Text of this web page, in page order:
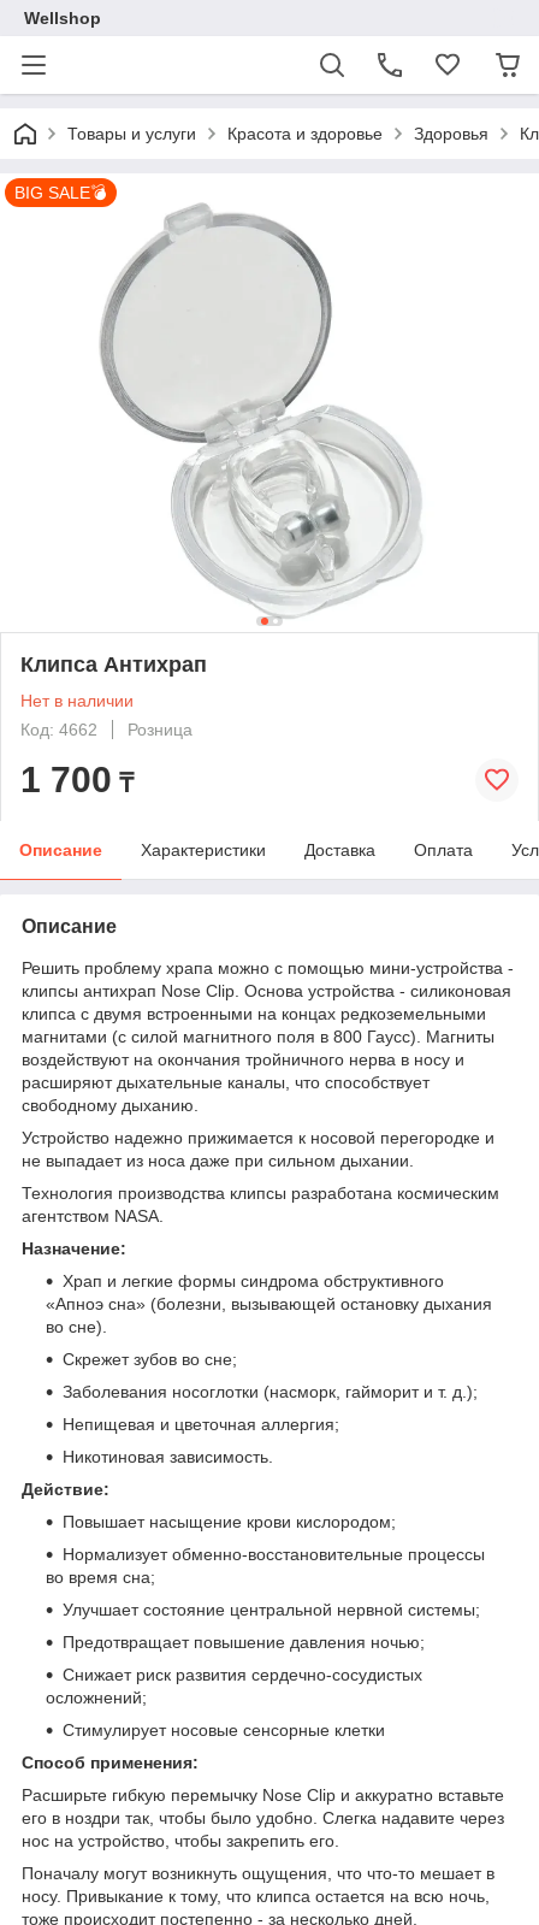
Wellshop
Товары и услуги Красота и здоровье Здоровья
BIG SALE💣
Клипса Антихрап
Нет в наличии
Код: 4662
Розница
1 700 ₸
Описание Характеристики Доставка Оплата
Описание
Решить проблему храпа можно с помощью мини-устройства -
клипсы антихрап Nose Clip. Основа устройства - силиконовая
клипса с двумя встроенными на концах редкоземельными
магнитами (с силой магнитного поля в 800 Гаусс). Магниты
воздействуют на окончания тройничного нерва в носу и
расширяют дыхательные каналы, что способствует
свободному дыханию.
Устройство надежно прижимается к носовой перегородке и
не выпадает из носа даже при сильном дыхании.
Технология производства клипсы разработана космическим
агентством NASA.
Назначение:
Храп и легкие формы синдрома обструктивного
«Апноэ сна» (болезни, вызывающей остановку дыхания
во сне).
Скрежет зубов во сне;
Заболевания носоглотки (насморк, гайморит и т. д.);
Непищевая и цветочная аллергия;
Никотиновая зависимость.
Действие:
Повышает насыщение крови кислородом;
Нормализует обменно-восстановительные процессы
во время сна;
Улучшает состояние центральной нервной системы;
Предотвращает повышение давления ночью;
Снижает риск развития сердечно-сосудистых
осложнений;
Стимулирует носовые сенсорные клетки
Способ применения:
Расширьте гибкую перемычку Nose Clip и аккуратно вставьте
его в ноздри так, чтобы было удобно. Слегка надавите через
нос на устройство, чтобы закрепить его.
Поначалу могут возникнуть ощущения, что что-то мешает в
носу. Привыкание к тому, что клипса остается на всю ночь,
тоже происходит постепенно - за несколько дней.